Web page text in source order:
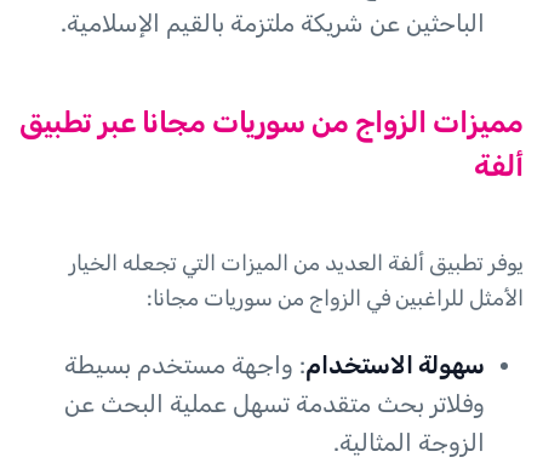
الباحثين عن شريكة ملتزمة بالقيم الإسلامية.
مميزات الزواج من سوريات مجانا عبر تطبيق
ألفة
يوفر تطبيق ألفة العديد من الميزات التي تجعله الخيار
الأمثل للراغبين في الزواج من سوريات مجانا:
سهولة الاستخدام: واجهة مستخدم بسيطة
وفلاتر بحث متقدمة تسهل عملية البحث عن
الزوجة المثالية.